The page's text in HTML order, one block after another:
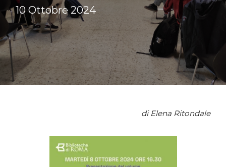
10 Ottobre 2024
di Elena Ritondale